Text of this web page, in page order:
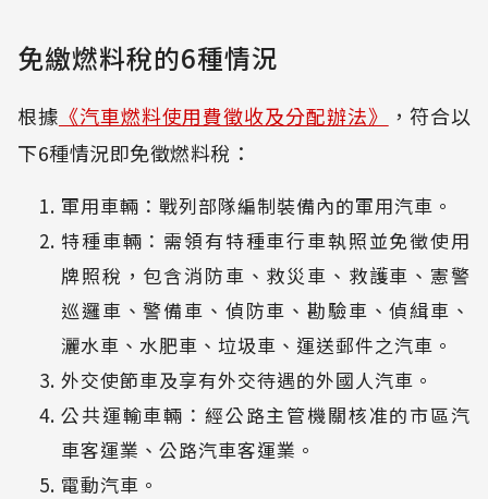
免繳燃料稅的6種情況
根據 《汽車燃料使用費徵收及分配辦法》
，符合以
下6種情況即免徵燃料稅：
軍用車輛：戰列部隊編制裝備內的軍用汽車。
特種車輛：需領有特種車行車執照並免徵使用
牌照稅，包含消防車、救災車、救護車、憲警
巡邏車、警備車、偵防車、勘驗車、偵緝車、
灑水車、水肥車、垃圾車、運送郵件之汽車。
外交使節車及享有外交待遇的外國人汽車。
公共運輸車輛：經公路主管機關核准的市區汽
車客運業、公路汽車客運業。
電動汽車。